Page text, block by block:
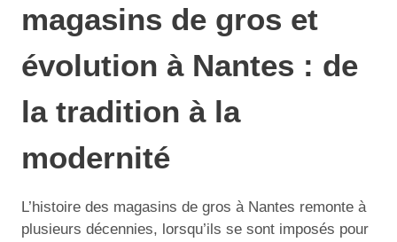
magasins de gros et
évolution à Nantes : de
la tradition à la
modernité
L’histoire des magasins de gros à Nantes remonte à
plusieurs décennies, lorsqu’ils se sont imposés pour